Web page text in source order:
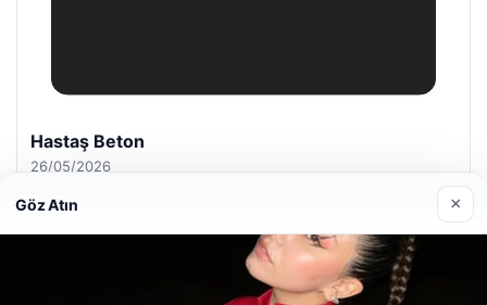
Prenses Night Club
29/04/2026
Göz Atın ×